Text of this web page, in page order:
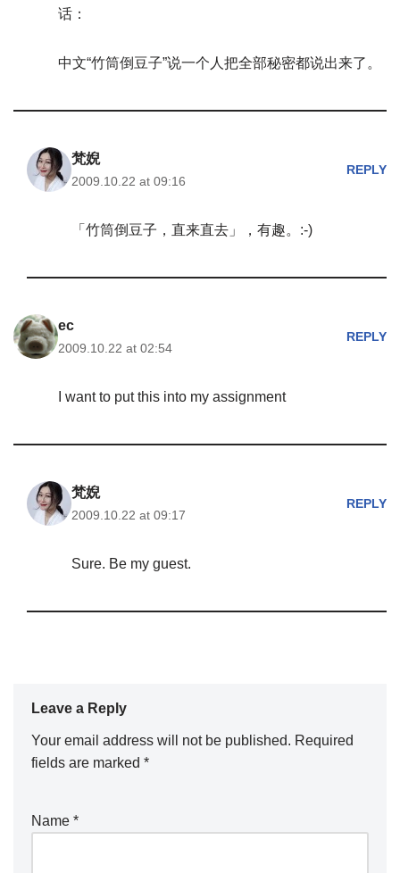
话：
中文“竹筒倒豆子”说一个人把全部秘密都说出来了。
梵婗
2009.10.22 at 09:16
REPLY
「竹筒倒豆子，直来直去」，有趣。:-)
ec
2009.10.22 at 02:54
REPLY
I want to put this into my assignment
梵婗
2009.10.22 at 09:17
REPLY
Sure. Be my guest.
Leave a Reply
Your email address will not be published. Required
fields are marked *
Name *